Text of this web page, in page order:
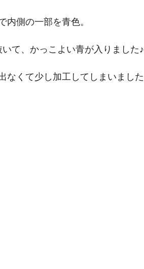
内側の一部を青色。
て、かっこよい青が入りました♪
なくて少し加工してしまいました